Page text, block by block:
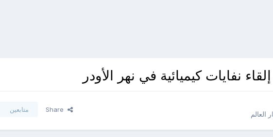
نفايات كيميائية في نهر الأودر
العالم
Share متابعين